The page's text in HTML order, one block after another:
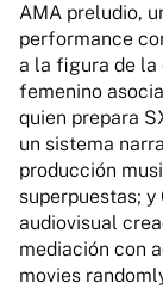
AMA preludio,
performance
a la figura de
femenino
quien prepara
un sistema
producción
superpuestas;
audiovisual
mediación con
movies